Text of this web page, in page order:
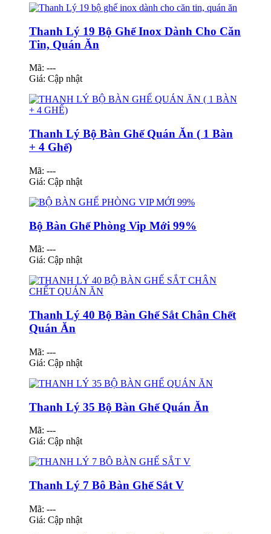
Thanh Lý 19 Bộ Ghế Inox Dành Cho Căn
Tin, Quán Ăn
Mã: ---
Giá: Cập nhật
Thanh Lý Bộ Bàn Ghế Quán Ăn ( 1 Bàn
+ 4 Ghế)
Mã: ---
Giá: Cập nhật
Bộ Bàn Ghế Phòng Vip Mới 99%
Mã: ---
Giá: Cập nhật
Thanh Lý 40 Bộ Bàn Ghế Sắt Chân Chết
Quán Ăn
Mã: ---
Giá: Cập nhật
Thanh Lý 35 Bộ Bàn Ghế Quán Ăn
Mã: ---
Giá: Cập nhật
Thanh Lý 7 Bô Bàn Ghế Sắt V
Mã: ---
Giá: Cập nhật